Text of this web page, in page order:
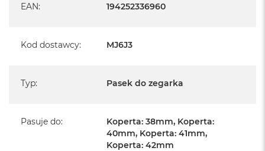
EAN: 194252336960
Kod dostawcy: MJ6J3
Typ: Pasek do zegarka
Pasuje do:
Koperta: 38mm, Koperta:
40mm, Koperta: 41mm,
Koperta: 42mm